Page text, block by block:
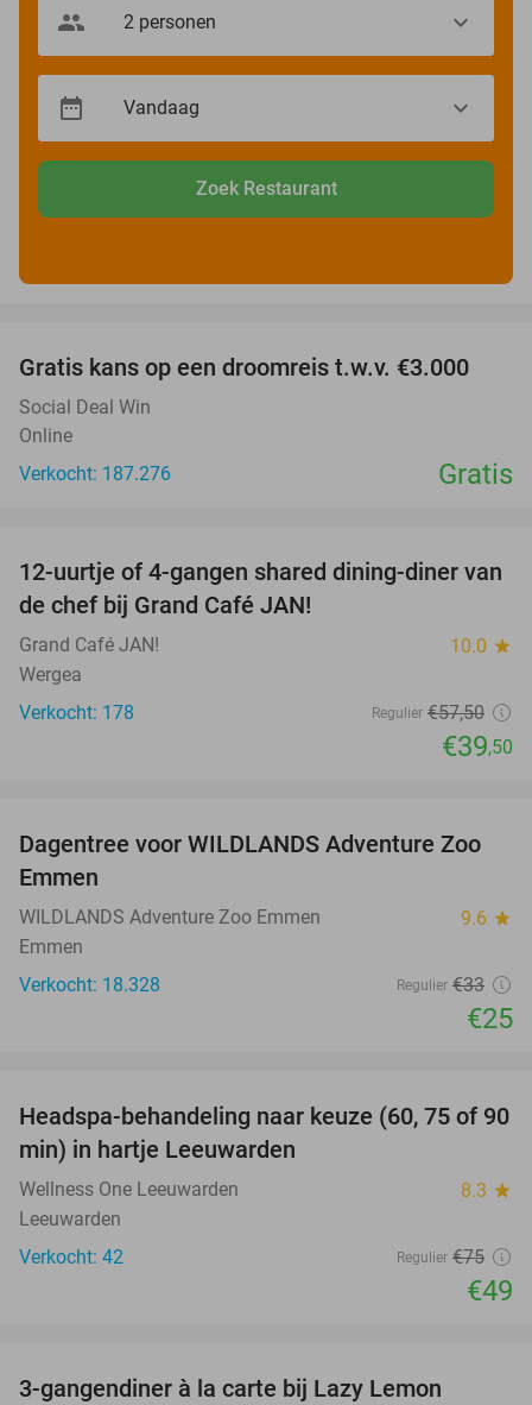
Zoek Restaurant
Gratis kans op een droomreis t.w.v. €3.000
Social Deal Win
Online
Verkocht: 187.276
Gratis
31%
12-uurtje of 4-gangen shared dining-diner van
de chef bij Grand Café JAN!
Grand Café JAN! 10.0 star
Wergea
Verkocht: 178
Regulier €57,50
€39,50
24%
Dagentree voor WILDLANDS Adventure Zoo
Emmen
WILDLANDS Adventure Zoo Emmen 9.6 star
Emmen
Verkocht: 18.328
Regulier €33
€25
35%
Headspa-behandeling naar keuze (60, 75 of 90
min) in hartje Leeuwarden
Wellness One Leeuwarden 8.3 star
Leeuwarden
Verkocht: 42
Regulier €75
€49
3-gangendiner à la carte bij Lazy Lemon